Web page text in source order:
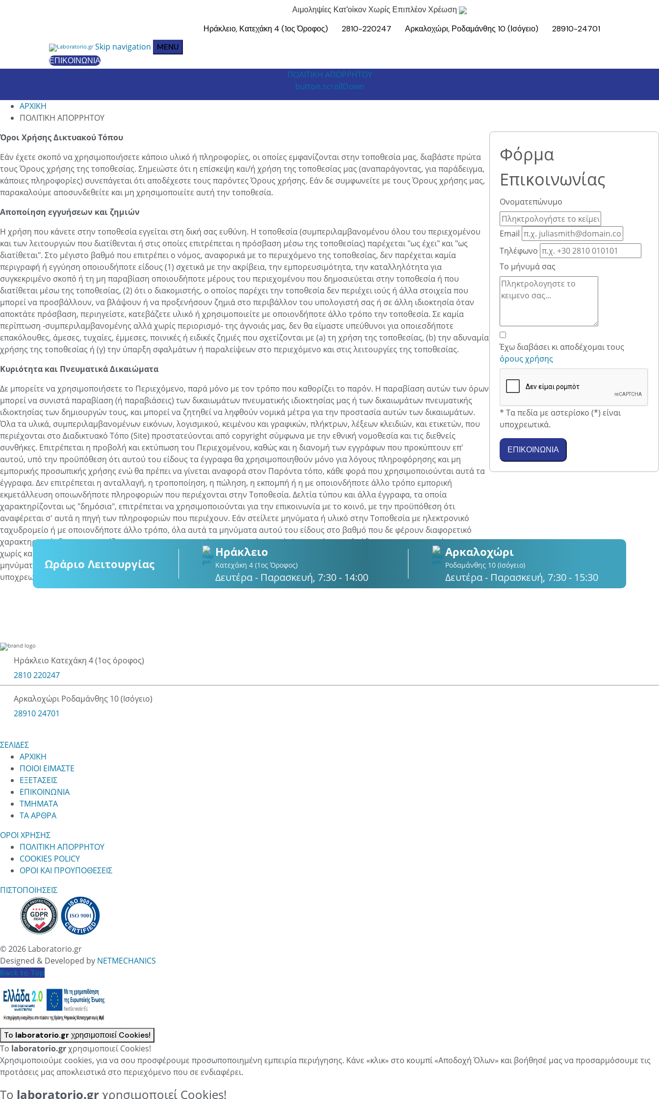
Αιμοληψίες Κατ'οίκον Χωρίς Επιπλέον Χρέωση
Ηράκλειο, Κατεχάκη 4 (1ος Όροφος) 2810-220247 Αρκαλοχώρι, Ροδαμάνθης 10 (Ισόγειο) 28910-24701
Skip navigation
MENU
ΕΠΙΚΟΙΝΩΝΊΑ
ΠΟΛΙΤΙΚΗ ΑΠΟΡΡΗΤΟΥ
button.scrollDown
ΑΡΧΙΚΗ
ΠΟΛΙΤΙΚΗ ΑΠΟΡΡΗΤΟΥ
Όροι Χρήσης Δικτυακού Τόπου
Εάν έχετε σκοπό να χρησιμοποιήσετε κάποιο υλικό ή πληροφορίες, οι οποίες εμφανίζονται στην τοποθεσία μας, διαβάστε πρώτα
τους Όρους χρήσης της τοποθεσίας. Σημειώστε ότι η επίσκεψη και/ή χρήση της τοποθεσίας μας (αναπαράγοντας, για παράδειγμα,
κάποιες πληροφορίες) συνεπάγεται ότι αποδέχεστε τους παρόντες Όρους χρήσης. Εάν δε συμφωνείτε με τους Όρους χρήσης μας,
παρακαλούμε αποσυνδεθείτε και μη χρησιμοποιείτε αυτή την τοποθεσία.
Αποποίηση εγγυήσεων και ζημιών
Η χρήση που κάνετε στην τοποθεσία εγγείται στη δική σας ευθύνη. Η τοποθεσία (συμπεριλαμβανομένου όλου του περιεχομένου
και των λειτουργιών που διατίθενται ή στις οποίες επιτρέπεται η πρόσβαση μέσω της τοποθεσίας) παρέχεται "ως έχει" και "ως
διατίθεται". Στο μέγιστο βαθμό που επιτρέπει ο νόμος, αναφορικά με το περιεχόμενο της τοποθεσίας, δεν παρέχεται καμία
περιγραφή ή εγγύηση οποιουδήποτε είδους (1) σχετικά με την ακρίβεια, την εμπορευσιμότητα, την καταλληλότητα για
συγκεκριμένο σκοπό ή τη μη παραβίαση οποιουδήποτε μέρους του περιεχομένου που δημοσιεύεται στην τοποθεσία ή που
διατίθεται μέσω της τοποθεσίας, (2) ότι ο διακομιστής, ο οποίος παρέχει την τοποθεσία δεν περιέχει ιούς ή άλλα στοιχεία που
μπορεί να προσβάλλουν, να βλάψουν ή να προξενήσουν ζημιά στο περιβάλλον του υπολογιστή σας ή σε άλλη ιδιοκτησία όταν
αποκτάτε πρόσβαση, περιηγείστε, κατεβάζετε υλικό ή χρησιμοποιείτε με οποιονδήποτε άλλο τρόπο την τοποθεσία. Σε καμία
περίπτωση -συμπεριλαμβανομένης αλλά χωρίς περιορισμό- της άγνοιάς μας, δεν θα είμαστε υπεύθυνοι για οποιεσδήποτε
επακόλουθες, άμεσες, τυχαίες, έμμεσες, ποινικές ή ειδικές ζημιές που σχετίζονται με (a) τη χρήση της τοποθεσίας, (b) την αδυναμία
χρήσης της τοποθεσίας ή (γ) την ύπαρξη σφαλμάτων ή παραλείψεων στο περιεχόμενο και στις λειτουργίες της τοποθεσίας.
Κυριότητα και Πνευματικά Δικαιώματα
Δε μπορείτε να χρησιμοποιήσετε το Περιεχόμενο, παρά μόνο με τον τρόπο που καθορίζει το παρόν. Η παραβίαση αυτών των όρων
μπορεί να συνιστά παραβίαση (ή παραβιάσεις) των δικαιωμάτων πνευματικής ιδιοκτησίας μας ή των δικαιωμάτων πνευματικής
ιδιοκτησίας των δημιουργών τους, και μπορεί να ζητηθεί να ληφθούν νομικά μέτρα για την προστασία αυτών των δικαιωμάτων.
Όλα τα υλικά, συμπεριλαμβανομένων εικόνων, λογισμικού, κειμένου και γραφικών, πλήκτρων, λέξεων κλειδιών, και ετικετών, που
περιέχονται στο Διαδικτυακό Τόπο (Site) προστατεύονται από copyright σύμφωνα με την εθνική νομοθεσία και τις διεθνείς
συνθήκες. Επιτρέπεται η προβολή και εκτύπωση του Περιεχομένου, καθώς και η διανομή των εγγράφων που προκύπτουν επ'
αυτού, υπό την προϋπόθεση ότι αυτού του είδους τα έγγραφα θα χρησιμοποιηθούν μόνο για λόγους πληροφόρησης και μη
εμπορικής προσωπικής χρήσης ενώ θα πρέπει να γίνεται αναφορά στον Παρόντα τόπο, κάθε φορά που χρησιμοποιούνται αυτά τα
έγγραφα. Δεν επιτρέπεται η ανταλλαγή, η τροποποίηση, η πώληση, η εκπομπή ή η με οποιονδήποτε άλλο τρόπο εμπορική
εκμετάλλευση οποιωνδήποτε πληροφοριών που περιέχονται στην Τοποθεσία. Δελτία τύπου και άλλα έγγραφα, τα οποία
χαρακτηρίζονται ως "δημόσια", επιτρέπεται να χρησιμοποιούνται για την επικοινωνία με το κοινό, με την προϋπόθεση ότι
αναφέρεται σ' αυτά η πηγή των πληροφοριών που περιέχουν. Εάν στείλετε μηνύματα ή υλικό στην Τοποθεσία με ηλεκτρονικό
ταχυδρομείο ή με οποιονδήποτε άλλο τρόπο, όλα αυτά τα μηνύματα αυτού του είδους στο βαθμό που δε φέρουν διαφορετικό
χαρακτηρισμό- θα αντιμετωπίζονται ως μη εμπιστευτικά και μη αποκλειστικά. Διατηρούμε το ελεύθερο να χρησιμοποιήσουμε,
χωρίς καμία αποζημίωση προς εσάς, οποιεσδήποτε συλλήψεις, ιδέες, μεθόδους εκμάθησης ή τεχνικές που περιέχονται σε
μηνύματα που στέλνετε στην Τοποθεσία για οποιοδήποτε λόγο. Ωστόσο, συμφωνείτε και κατανοείτε ότι δεν είμαστε
υποχρεωμένοι να χρησιμοποιήσουμε τέτοιου είδους ιδέες ή υλικό, καθώς και ότι δεν έχετε δικαίωμα να επιβάλλετε τέτοια χρήση.
Φόρμα
Επικοινωνίας
Ονοματεπώνυμο
Email
Τηλέφωνο
Το μήνυμά σας
Έχω διαβάσει κι αποδέχομαι τους
όρους χρήσης
* Τα πεδία με αστερίσκο (*) είναι
υποχρεωτικά.
ΕΠΙΚΟΙΝΩΝΙΑ
Ωράριο Λειτουργίας
Ηράκλειο
Κατεχάκη 4 (1ος Όροφος)
Δευτέρα - Παρασκευή, 7:30 - 14:00
Αρκαλοχώρι
Ροδαμάνθης 10 (Ισόγειο)
Δευτέρα - Παρασκευή, 7:30 - 15:30
Ηράκλειο Κατεχάκη 4 (1ος όροφος)
2810 220247
Αρκαλοχώρι Ροδαμάνθης 10 (Ισόγειο)
28910 24701
ΣΕΛΙΔΕΣ
ΑΡΧΙΚΗ
ΠΟΙΟΙ ΕΙΜΑΣΤΕ
ΕΞΕΤΑΣΕΙΣ
ΕΠΙΚΟΙΝΩΝΙΑ
ΤΜΗΜΑΤΑ
ΤΑ ΑΡΘΡΑ
ΟΡΟΙ ΧΡΗΣΗΣ
ΠΟΛΙΤΙΚΗ ΑΠΟΡΡΗΤΟΥ
COOKIES POLICY
ΟΡΟΙ ΚΑΙ ΠΡΟΥΠΟΘΕΣΕΙΣ
ΠΙΣΤΟΠΟΙΗΣΕΙΣ
© 2026 Laboratorio.gr
Designed & Developed by NETMECHANICS
Back to Top
To laboratorio.gr χρησιμοποιεί Cookies!
To laboratorio.grχρησιμοποιεί Cookies!
Χρησιμοποιούμε cookies, για να σου προσφέρουμε προσωποποιημένη εμπειρία περιήγησης. Κάνε «κλικ» στο κουμπί «Αποδοχή Όλων» και βοήθησέ μας να προσαρμόσουμε τις
προτάσεις μας αποκλειστικά στο περιεχόμενο που σε ενδιαφέρει.
To laboratorio.grχρησιμοποιεί Cookies!